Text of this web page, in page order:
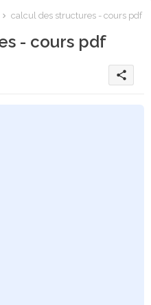
calcul des structures - cours pdf
- cours pdf
share